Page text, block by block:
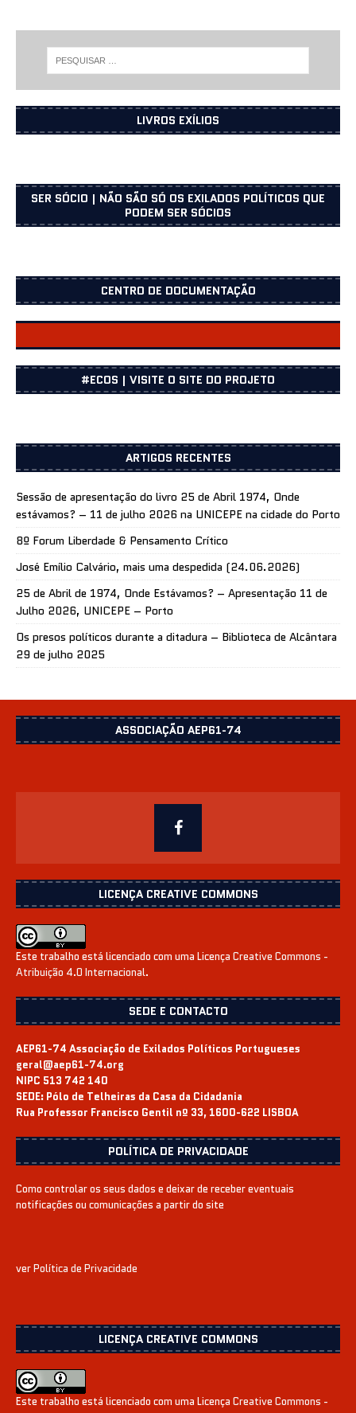
LIVROS EXÍLIOS
SER SÓCIO | NÃO SÃO SÓ OS EXILADOS POLÍTICOS QUE
PODEM SER SÓCIOS
CENTRO DE DOCUMENTAÇÃO
CENTRO DOCUMENTAÇÃO
#ECOS | VISITE O SITE DO PROJETO
ARTIGOS RECENTES
Sessão de apresentação do livro 25 de Abril 1974, Onde
estávamos? – 11 de julho 2026 na UNICEPE na cidade do Porto
8º Forum Liberdade & Pensamento Crítico
José Emílio Calvário, mais uma despedida (24.06.2026)
25 de Abril de 1974, Onde Estávamos? – Apresentação 11 de
Julho 2026, UNICEPE – Porto
Os presos políticos durante a ditadura – Biblioteca de Alcântara
29 de julho 2025
ASSOCIAÇÃO AEP61-74
LICENÇA CREATIVE COMMONS
Este trabalho está licenciado com uma Licença Creative Commons -
Atribuição 4.0 Internacional.
SEDE E CONTACTO
AEP61-74 Associação de Exilados Políticos Portugueses
geral@aep61-74.org
NIPC 513 742 140
SEDE: Pólo de Telheiras da Casa da Cidadania
Rua Professor Francisco Gentil nº 33, 1600-622 LISBOA
POLÍTICA DE PRIVACIDADE
Como controlar os seus dados e deixar de receber eventuais
notificações ou comunicações a partir do site
verPolítica de Privacidade
LICENÇA CREATIVE COMMONS
Este trabalho está licenciado com uma Licença Creative Commons -